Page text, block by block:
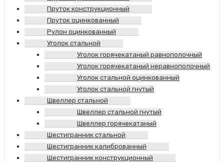
Пруток конструкционный
Пруток оцинкованный
Рулон оцинкованный
Уголок стальной
Уголок горячекатаный равнополочный
Уголок горячекатаный неравнополочный
Уголок стальной оцинкованный
Уголок стальной гнутый
Швеллер стальной
Швеллер стальной гнутый
Швеллер горячекатаный
Шестигранник стальной
Шестигранник калиброванный
Шестигранник конструкционный